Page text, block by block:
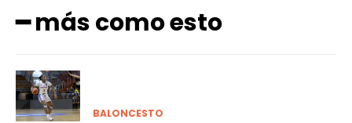
━ más como esto
BALONCESTO